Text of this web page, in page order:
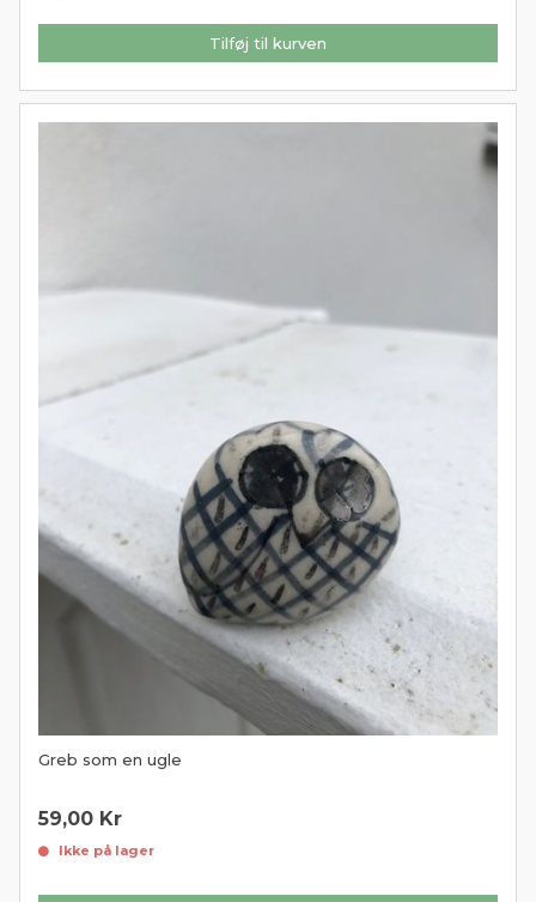
Tilføj til kurven
Greb som en ugle
59,00 Kr
Ikke på lager